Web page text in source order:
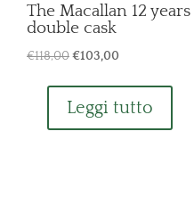
The Macallan 12 years
double cask
€118,00Il
originale
era:
€103,00
attuale
è:
Leggi tutto